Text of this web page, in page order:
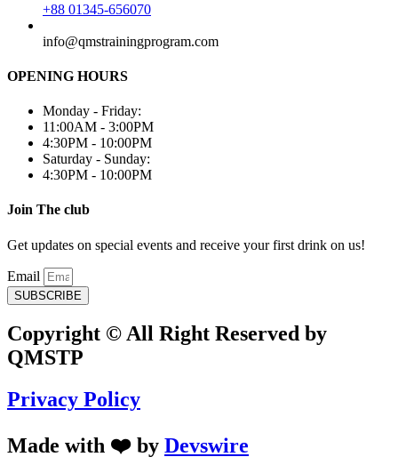
+88 01345-656070
info@qmstrainingprogram.com
OPENING HOURS
Monday - Friday:
11:00AM - 3:00PM
4:30PM - 10:00PM
Saturday - Sunday:
4:30PM - 10:00PM
Join The club
Get updates on special events and receive your first drink on us!
Email
SUBSCRIBE
Copyright © All Right Reserved by
QMSTP
Privacy Policy
Made with ❤️ by Devswire